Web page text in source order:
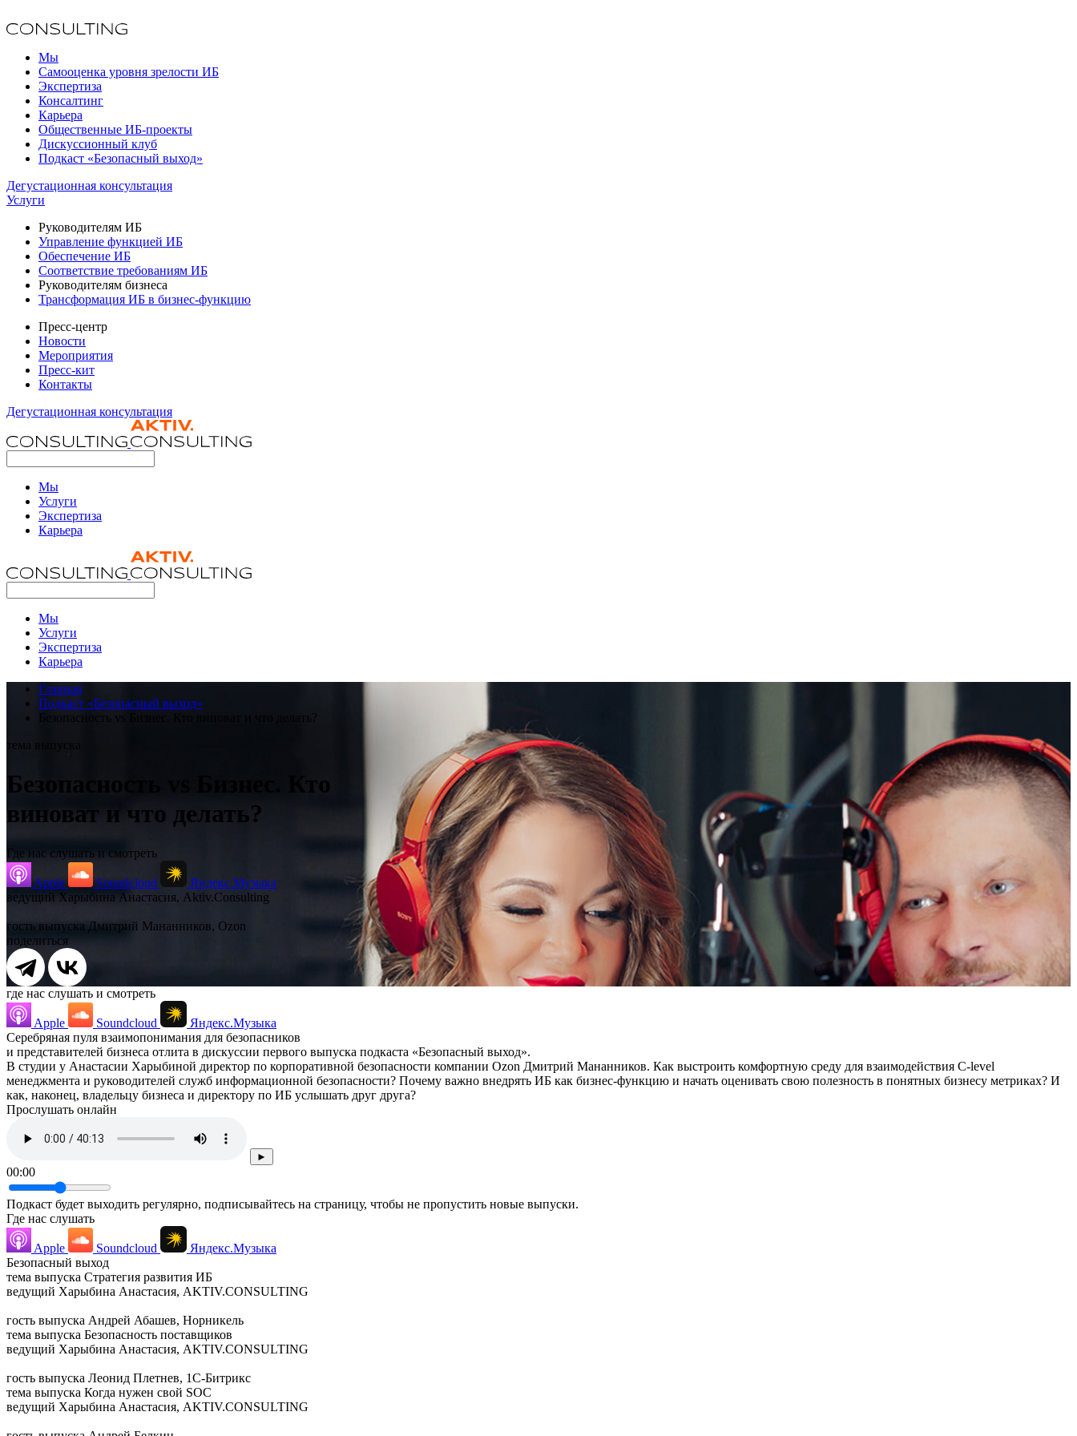
Мы
Самооценка уровня зрелости ИБ
Экспертиза
Консалтинг
Карьера
Общественные ИБ-проекты
Дискуссионный клуб
Подкаст «Безопасный выход»
Дегустационная консультация
Услуги
Руководителям ИБ
Управление функцией ИБ
Обеспечение ИБ
Соответствие требованиям ИБ
Руководителям бизнеса
Трансформация ИБ в бизнес-функцию
Пресс-центр
Новости
Мероприятия
Пресс-кит
Контакты
Дегустационная консультация
Мы
Услуги
Экспертиза
Карьера
Мы
Услуги
Экспертиза
Карьера
Главная
Подкаст «Безопасный выход»
Безопасность vs Бизнес. Кто виноват и что делать?
тема выпуска
Безопасность vs Бизнес. Кто
виноват и что делать?
Где нас слушать и смотреть
Apple Soundcloud
Яндекс.Музыка
ведущий Харыбина Анастасия, Aktiv.Consulting
гость выпуска Дмитрий Мананников, Ozon
поделиться
где нас слушать и смотреть
Apple Soundcloud
Яндекс.Музыка
Серебряная пуля взаимопонимания для безопасников
и представителей бизнеса отлита в дискуссии первого выпуска подкаста «Безопасный выход».
В студии у Анастасии Харыбиной директор по корпоративной безопасности компании Ozon Дмитрий Мананников. Как выстроить комфортную среду для взаимодействия С-level
менеджмента и руководителей служб информационной безопасности? Почему важно внедрять ИБ как бизнес-функцию и начать оценивать свою полезность в понятных бизнесу метриках? И
как, наконец, владельцу бизнеса и директору по ИБ услышать друг друга?
Прослушать онлайн
►
00:00
Подкаст будет выходить регулярно, подписывайтесь на страницу, чтобы не пропустить новые выпуски.
Где нас слушать
Apple Soundcloud
Яндекс.Музыка
Безопасный выход
тема выпуска Стратегия развития ИБ
ведущий Харыбина Анастасия, AKTIV.CONSULTING
гость выпуска Андрей Абашев, Норникель
тема выпуска Безопасность поставщиков
ведущий Харыбина Анастасия, AKTIV.CONSULTING
гость выпуска Леонид Плетнев, 1С-Битрикс
тема выпуска Когда нужен свой SOC
ведущий Харыбина Анастасия, AKTIV.CONSULTING